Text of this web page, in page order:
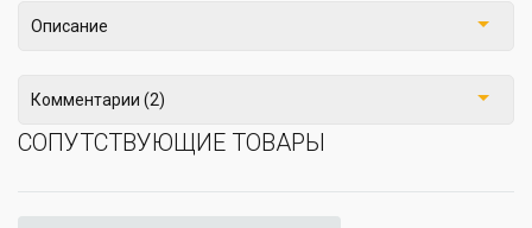
Описание
Комментарии (2)
СОПУТСТВУЮЩИЕ ТОВАРЫ